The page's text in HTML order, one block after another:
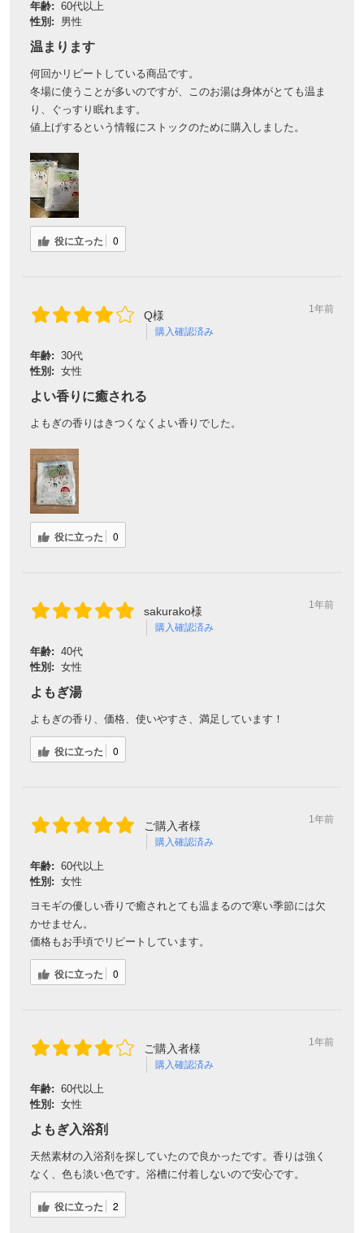
年齢: 60代以上
性別:
男性
温まります
何回かリピートしている商品です。
冬場に使うことが多いのですが、このお湯は身体がとても温ま
り、ぐっすり眠れます。
値上げするという情報にストックのために購入しました。
役に立った 0
Q様
購入確認済み
1年前
年齢: 30代
性別: 女性
よい香りに癒される
よもぎの香りはきつくなくよい香りでした。
役に立った 0
sakurako様
購入確認済み
1年前
年齢: 40代
性別: 女性
よもぎ湯
よもぎの香り、価格、使いやすさ、満足しています！
役に立った 0
ご購入者様
購入確認済み
1年前
年齢: 60代以上
性別: 女性
ヨモギの優しい香りで癒されとても温まるので寒い季節には欠
かせません。
価格もお手頃でリピートしています。
役に立った 0
ご購入者様
購入確認済み
1年前
年齢: 60代以上
性別: 女性
よもぎ入浴剤
天然素材の入浴剤を探していたので良かったです。香りは強く
なく、色も淡い色です。浴槽に付着しないので安心です。
役に立った 2